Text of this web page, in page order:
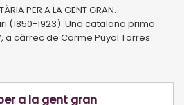
PER A LA GENT GRAN.
(1850-1923). Una catalana prima
a càrrec de Carme Puyol Torres.
a la gent gran